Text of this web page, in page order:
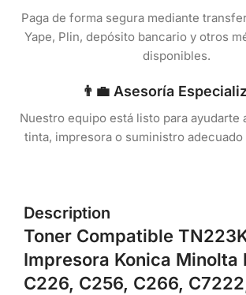
Paga de forma segura mediante
Yape, Plin, depósito bancario y otros
disponibles.
👨‍💼 Asesoría
Nuestro equipo está listo para ayudarte
tinta, impresora o suministro adecuado
Description
Toner Compatible
Impresora Konica Minolta
C226, C256, C266,